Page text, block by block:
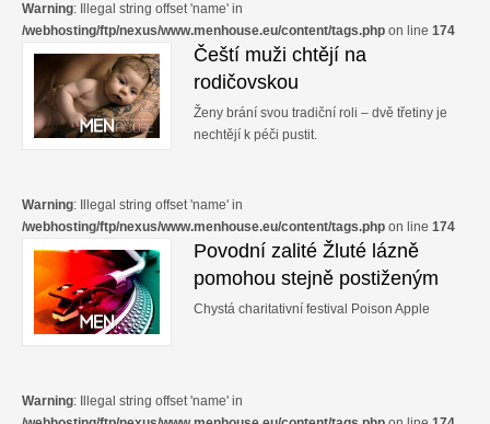
Warning: Illegal string offset 'name' in
/webhosting/ftp/nexus/www.menhouse.eu/content/tags.php on line 174
Čeští muži chtějí na
rodičovskou
Ženy brání svou tradiční roli – dvě třetiny je
nechtějí k péči pustit.
Warning: Illegal string offset 'name' in
/webhosting/ftp/nexus/www.menhouse.eu/content/tags.php on line 174
Povodní zalité Žluté lázně
pomohou stejně postiženým
Chystá charitativní festival Poison Apple
Warning: Illegal string offset 'name' in